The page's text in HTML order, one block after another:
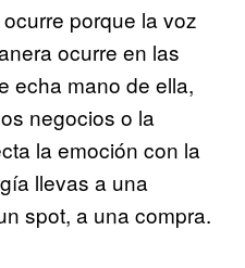
porque la voz
ocurre en las
echa mano de ella,
negocios o la
la emoción con la
llevas a una
spot, a una compra.